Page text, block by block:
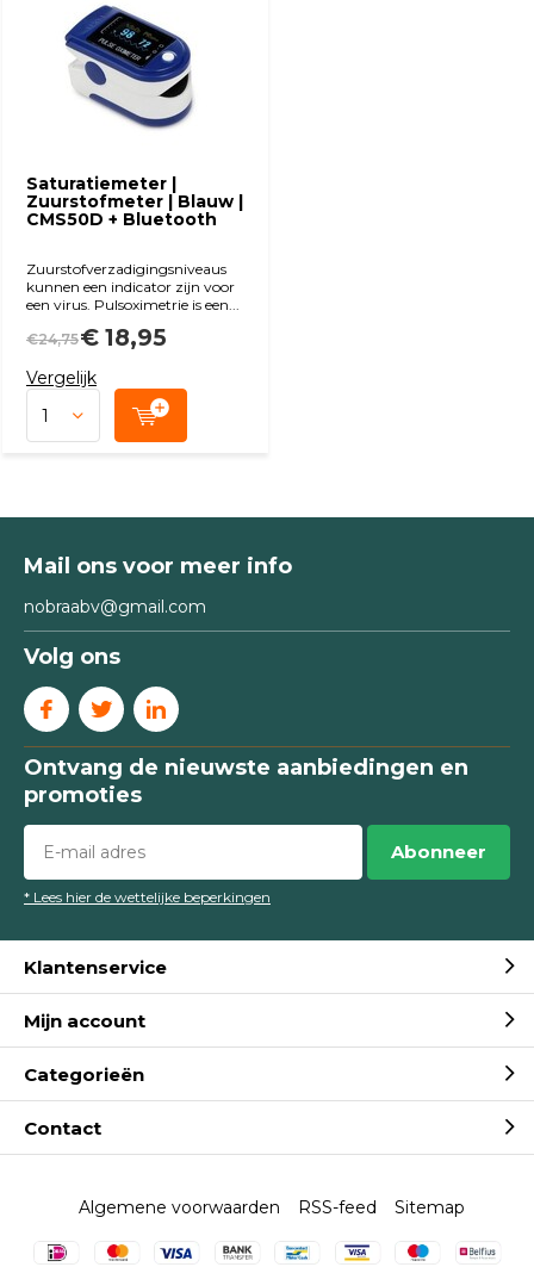
Saturatiemeter |
Zuurstofmeter | Blauw |
CMS50D + Bluetooth
Zuurstofverzadigingsniveaus
kunnen een indicator zijn voor
een virus. Pulsoximetrie is een...
€24,75€ 18,95
Vergelijk
Mail ons voor meer info
nobraabv@gmail.com
Volg ons
Ontvang de nieuwste aanbiedingen en
promoties
Abonneer
* Lees hier de wettelijke beperkingen
Klantenservice
Mijn account
Categorieën
Contact
Algemene voorwaarden RSS-feed Sitemap